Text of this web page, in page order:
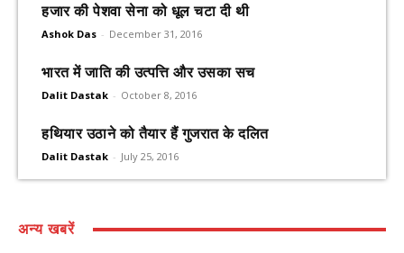
हजार की पेशवा सेना को धूल चटा दी थी
Ashok Das - December 31, 2016
भारत में जाति की उत्पत्ति और उसका सच
Dalit Dastak - October 8, 2016
हथियार उठाने को तैयार हैं गुजरात के दलित
Dalit Dastak - July 25, 2016
अन्य खबरें